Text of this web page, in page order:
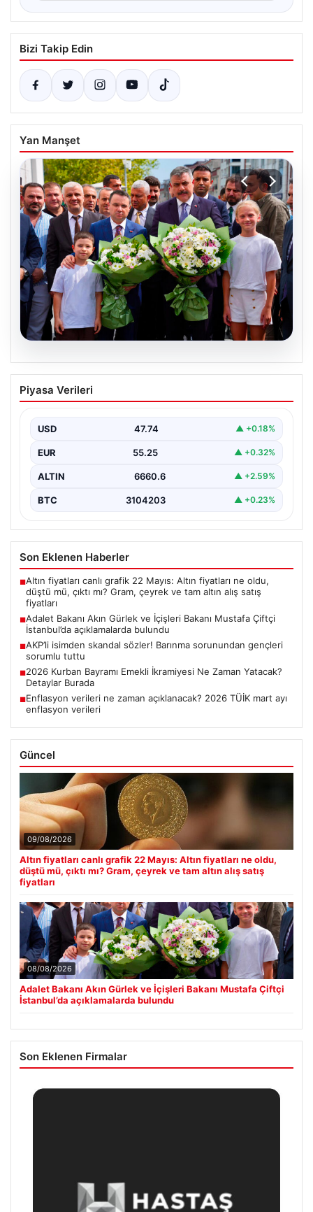
Bizi Takip Edin
Yan Manşet
Adalet Bakanı Akın Gürlek ve İçişleri
Bakanı Mustafa Çiftçi İstanbul’da
{"title": "Adalet Bakanı Akın Gürlek ve İçişleri Bakanı
bulundu",…
Piyasa Verileri
USD 47.74 ▲ +0.18%
EUR 55.25 ▲ +0.32%
ALTIN 6660.6 ▲ +2.59%
BTC 3104203 ▲ +0.23%
Son Eklenen Haberler
■Altın fiyatları canlı grafik 22 Mayıs: Altın fiyatları ne oldu,
düştü mü, çıktı mı? Gram, çeyrek ve tam altın alış satış
fiyatları
■Adalet Bakanı Akın Gürlek ve İçişleri Bakanı Mustafa Çiftçi
İstanbul’da açıklamalarda bulundu
■AKP’li isimden skandal sözler! Barınma sorunundan gençleri
sorumlu tuttu
■2026 Kurban Bayramı Emekli İkramiyesi Ne Zaman Yatacak?
Detaylar Burada
■Enflasyon verileri ne zaman açıklanacak? 2026 TÜİK mart ayı
enflasyon verileri
Güncel
09/08/2026
Altın fiyatları canlı grafik 22 Mayıs: Altın fiyatları ne oldu,
düştü mü, çıktı mı? Gram, çeyrek ve tam altın alış satış
fiyatları
08/08/2026
Adalet Bakanı Akın Gürlek ve İçişleri Bakanı Mustafa Çiftçi
İstanbul’da açıklamalarda bulundu
Son Eklenen Firmalar